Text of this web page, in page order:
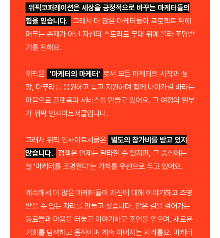
위픽코퍼레이션은 세상을 긍정적으로 바꾸는 마케터들의
힘을 믿습니다. 그래서 더 많은 마케터들이 프로젝트 뒤에
머무는 존재가 아닌 자신의 스토리로 무대 위에 올라 조명받
기를 원해요.
위픽은 '마케터의 마케터' 로서 모든 마케터의 시작과 성
장, 마무리를 응원하고 돕고 지원하며 함께 나아가길 바라는
마음으로 플랫폼과 서비스를 만들고 있어요. 그 여정의 일부
가 위픽 인사이트서클입니다.
그래서 위픽 인사이트서클은 별도의 참가비를 받고 있지
않습니다. 정책은 언제든 달라질 수 있지만, 그 중심에는
늘 '마케터를 조명한다'는 가치를 우선으로 두고 있어요.
계속해서 더 많은 마케터들이 자신에 대해 이야기하고 조명
받을 수 있는 자리를 만들고 싶습니다. 같은 길을 걸어가는
동료들과 마음을 터놓고 이야기하고 조언을 얻으며, 새로운
기회를 탐색하고 움직이며 계속 이어지는 자리를요. 마케터